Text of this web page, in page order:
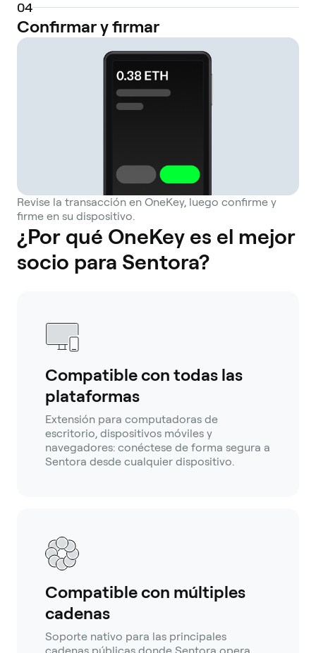
04
Confirmar y firmar
Revise la transacción en OneKey, luego confirme y
firme en su dispositivo.
¿Por qué OneKey es el mejor
socio para Sentora?
Compatible con todas las
plataformas
Extensión para computadoras de
escritorio, dispositivos móviles y
navegadores: conéctese de forma segura a
Sentora desde cualquier dispositivo.
Compatible con múltiples
cadenas
Soporte nativo para las principales